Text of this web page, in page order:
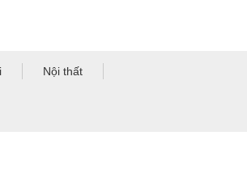
Nội thất